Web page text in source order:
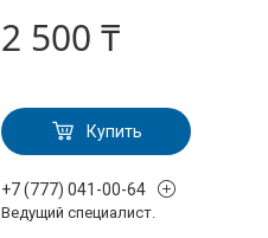
2 500 ₸
Купить
+7 (777) 041-00-64
Ведущий специалист.